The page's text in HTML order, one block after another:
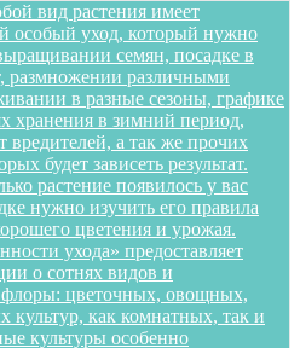
вид растения имеет
особый уход, который нужно
семян, посадке в
размножении различными
в разные сезоны, графике
хранения в зимний период,
вредителей, а так же прочих
будет зависеть результат.
растение появилось у вас
нужно изучить его правила
цветения и урожая.
ухода» предоставляет
о сотнях видов и
флоры: цветочных, овощных,
культур, как комнатных, так и
культуры особенно